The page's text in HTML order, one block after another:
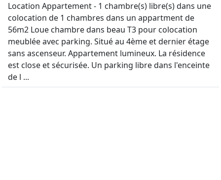
Location Appartement - 1 chambre(s) libre(s) dans une
colocation de 1 chambres dans un appartment de
56m2 Loue chambre dans beau T3 pour colocation
meublée avec parking. Situé au 4ème et dernier étage
sans ascenseur. Appartement lumineux. La résidence
est close et sécurisée. Un parking libre dans l'enceinte
de l ...